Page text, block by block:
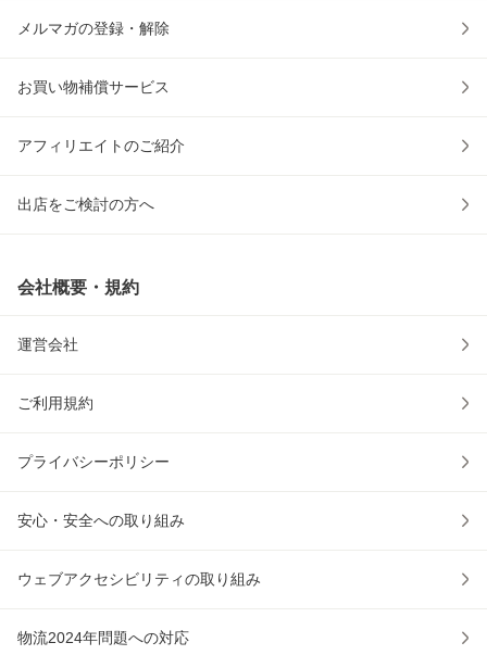
メルマガの登録・解除
お買い物補償サービス
アフィリエイトのご紹介
出店をご検討の方へ
会社概要・規約
運営会社
ご利用規約
プライバシーポリシー
安心・安全への取り組み
ウェブアクセシビリティの取り組み
物流2024年問題への対応